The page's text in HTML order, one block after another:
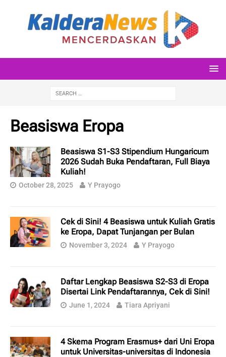
Beasiswa Eropa
Beasiswa S1-S3 Stipendium Hungaricum
2026 Sudah Buka Pendaftaran, Full Biaya
Kuliah!
October 28, 2025 Y Prayogo
Cek di Sini! 4 Beasiswa untuk Kuliah Gratis
ke Eropa, Dapat Tunjangan per Bulan
November 3, 2024 Y Prayogo
Daftar Lengkap Beasiswa S2-S3 di Eropa
Disertai Link Pendaftarannya, Cek di Sini!
June 1, 2024 Tiara Apriyani
4 Skema Program Erasmus+ dari Uni Eropa
untuk Universitas-universitas di Indonesia